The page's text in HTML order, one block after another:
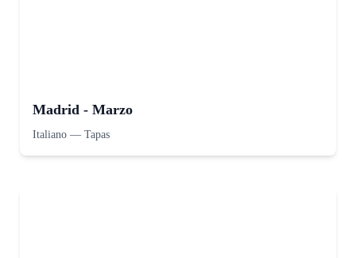
Madrid - Marzo
Italiano — Tapas